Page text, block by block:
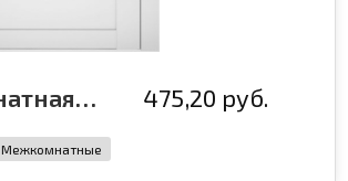
Межкомнатная дверь эмалированная Flash ECO 14 Белый 475,20 руб.
Межкомнатные